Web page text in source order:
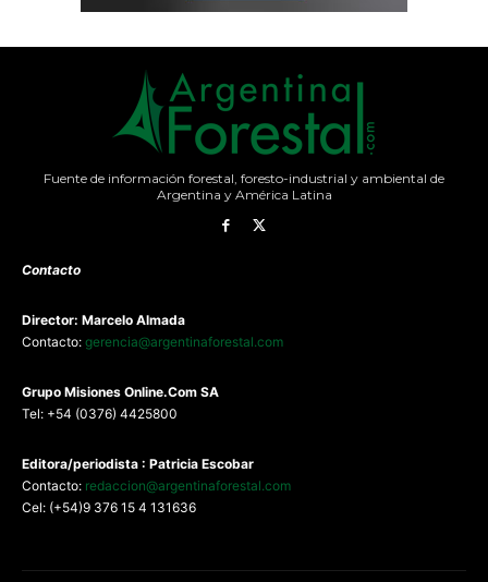
Fuente de información forestal, foresto-industrial y ambiental de
Argentina y América Latina
Contacto
Director: Marcelo Almada
Contacto: gerencia@argentinaforestal.com
Grupo Misiones Online.Com SA
Tel: +54 (0376) 4425800
Editora/periodista : Patricia Escobar
Contacto: redaccion@argentinaforestal.com
Cel: (+54)9 376 15 4 131636